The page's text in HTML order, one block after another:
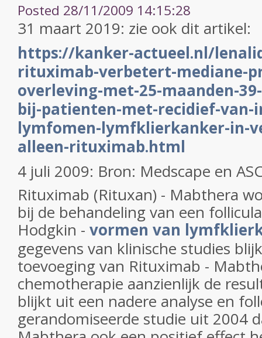
Posted 28/11/2009 14:15:28
31 maart 2019: zie ook dit artikel:
https://kanker-actueel.nl/
rituximab-verbetert-mediane-
overleving-met-25-maanden-
bij-patienten-met-recidief-van-
lymfomen-lymfklierkanker-in-
alleen-rituximab.html
4 juli 2009: Bron: Medscape en
Rituximab (Rituxan) - Mabthera
bij de behandeling van een
Hodgkin - vormen van
gegevens van klinische studies
toevoeging van Rituximab -
chemotherapie aanzienlijk de
blijkt uit een nadere analyse en
gerandomiseerde studie uit 2004